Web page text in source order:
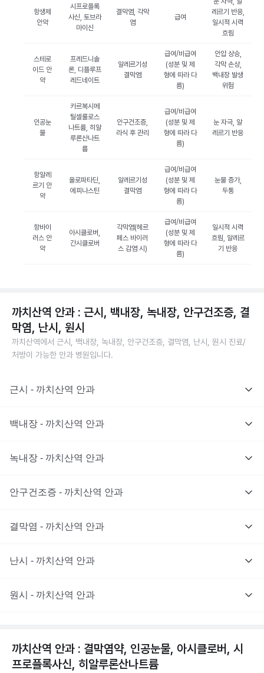
항생제
안약
시프로플록
사신, 토브라
마이신
결막염, 각막
염
급여
레르기 반응,
일시적 시력
흐림
스테로
이드 안
약
프레드니솔
론, 디플루프
레드네이트
알레르기성
결막염
급여/비급여
(성분 및 제
형에 따라 다
름)
안압 상승,
각막 손상,
백내장 발생
위험
인공눈
물
카르복시메
틸셀룰로스
나트륨, 히알
루론산나트
륨
안구건조증,
라식 후 관리
급여/비급여
(성분 및 제
형에 따라 다
름)
눈 자극, 알
레르기 반응
항알레
르기 안
약
올로파타딘,
에피나스틴
알레르기성
결막염
급여/비급여
(성분 및 제
형에 따라 다
름)
눈물 증가,
두통
항바이
러스 안
약
아시클로버,
간시클로버
각막염(헤르
페스 바이러
스 감염 시)
급여/비급여
(성분 및 제
형에 따라 다
름)
일시적 시력
흐림, 알레르
기 반응
까치산역 안과 : 근시, 백내장, 녹내장, 안구건조증, 결
막염, 난시, 원시
까치산역에서 근시, 백내장, 녹내장, 안구건조증, 결막염, 난시, 원시 진료/
처방이 가능한 안과 병원입니다.
근시 - 까치산역 안과
백내장 - 까치산역 안과
녹내장 - 까치산역 안과
안구건조증 - 까치산역 안과
결막염 - 까치산역 안과
난시 - 까치산역 안과
원시 - 까치산역 안과
까치산역 안과 : 결막염약, 인공눈물, 아시클로버, 시
프로플록사신, 히알루론산나트륨